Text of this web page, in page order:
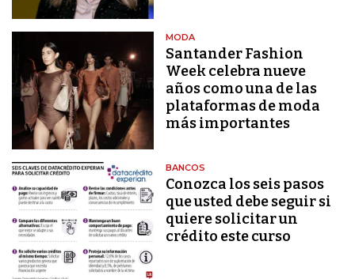
MODA
Santander Fashion
Week celebra nueve
años como una de las
plataformas de moda
más importantes
BANCOS
Conozca los seis pasos
que usted debe seguir si
quiere solicitar un
crédito este curso